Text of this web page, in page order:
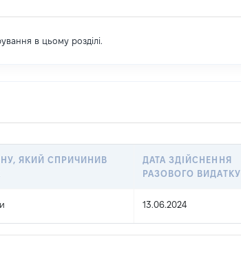
в цьому розділі.
ЯКИЙ СПРИЧИНИВ
ДАТА ЗДІЙСНЕННЯ
РАЗОВОГО ВИДАТКУ
13.06.2024